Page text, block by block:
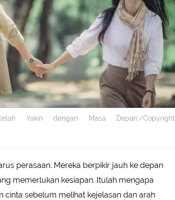
Yakin dengan Masa Depan./Copyright
perasaan. Mereka berpikir jauh ke depan
memerlukan kesiapan. Itulah mengapa
sebelum melihat kejelasan dan arah